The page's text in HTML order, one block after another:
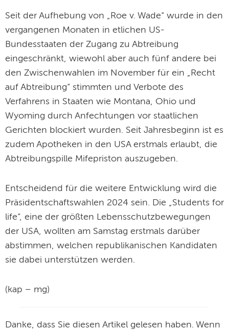
Seit der Aufhebung von „Roe v. Wade“ wurde in den
vergangenen Monaten in etlichen US-
Bundesstaaten der Zugang zu Abtreibung
eingeschränkt, wiewohl aber auch fünf andere bei
den Zwischenwahlen im November für ein „Recht
auf Abtreibung“ stimmten und Verbote des
Verfahrens in Staaten wie Montana, Ohio und
Wyoming durch Anfechtungen vor staatlichen
Gerichten blockiert wurden. Seit Jahresbeginn ist es
zudem Apotheken in den USA erstmals erlaubt, die
Abtreibungspille Mifepriston auszugeben.
Entscheidend für die weitere Entwicklung wird die
Präsidentschaftswahlen 2024 sein. Die „Students for
life“, eine der größten Lebensschutzbewegungen
der USA, wollten am Samstag erstmals darüber
abstimmen, welchen republikanischen Kandidaten
sie dabei unterstützen werden.
(kap – mg)
Danke, dass Sie diesen Artikel gelesen haben. Wenn